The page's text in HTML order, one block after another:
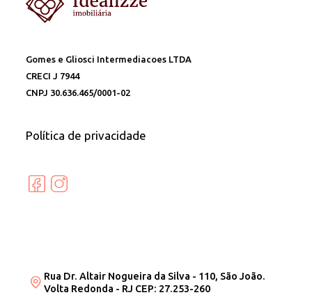
Gomes e Gliosci Intermediacoes LTDA
CRECI J 7944
CNPJ 30.636.465/0001-02
Política de privacidade
Rua Dr. Altair Nogueira da Silva - 110, São João.
Volta Redonda - RJ CEP: 27.253-260